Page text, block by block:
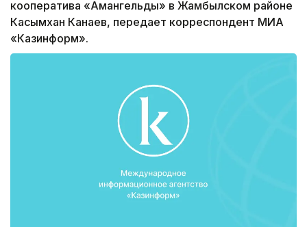
кооператива «Амангельды» в Жамбылском районе
Касымхан Канаев, передает корреспондент МИА
«Казинформ».